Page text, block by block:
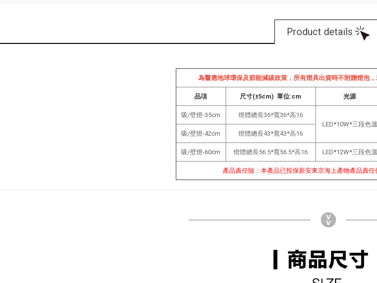
Product details
為響應地球環保及節能減碳政策，所有燈具出貨時不附贈燈泡，
品項 尺寸(±5cm) 單位:cm 光源
吸/壁燈-35cm
燈體總長36*寬36*高16
LED*10W*三段色溫
吸/壁燈-42cm 燈體總長43*寬43*高16
吸/壁燈-60cm 燈體總長56.5*寬56.5*高16 LED*12W*三段色溫
產品責任險：本產品已投保新安東京海上產物產品責任